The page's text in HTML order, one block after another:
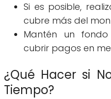
Si es posible,
cubre más del
Mantén un
cubrir pagos en
¿Qué Hacer si
Tiempo?